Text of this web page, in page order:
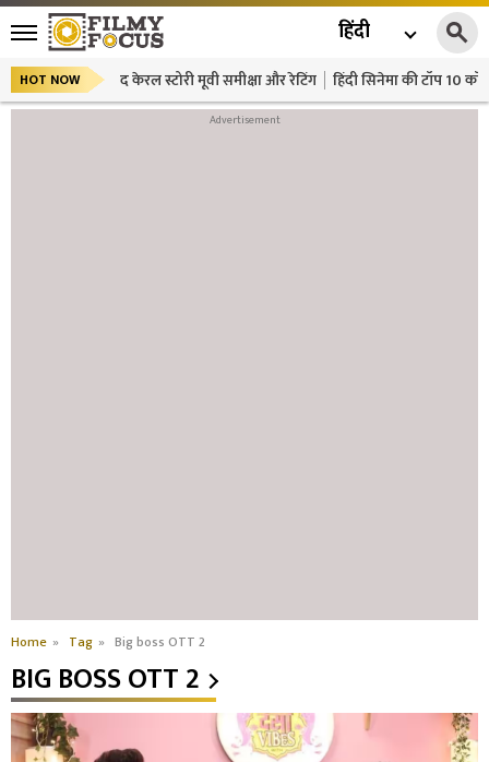
हिंदी
HOT NOW द केरल स्टोरी मूवी समीक्षा और रेटिंग हिंदी सिनेमा की टॉप 10
Home » Tag » Big boss OTT 2
BIG BOSS OTT 2